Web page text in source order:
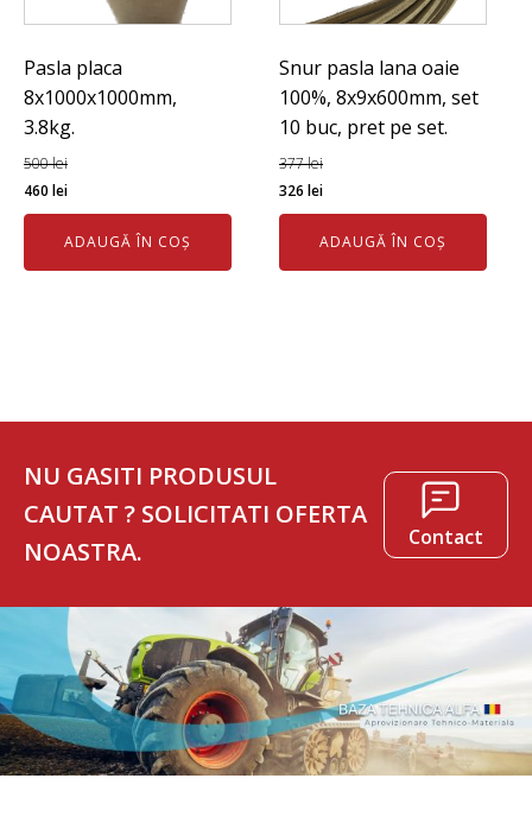
Pasla placa
8x1000x1000mm,
3.8kg.
500lei
Prețul
inițial
fost:
460 leiPrețul
curent
este:
460 lei.
ADAUGĂ ÎN COȘ
Snur pasla lana oaie
100%, 8x9x600mm, set
10 buc, pret pe set.
377lei
Prețul
inițial
fost:
326leiPrețul
curent
este:
326 lei.
ADAUGĂ ÎN COȘ
NU GASITI PRODUSUL
CAUTAT ? SOLICITATI OFERTA
NOASTRA.
Contact